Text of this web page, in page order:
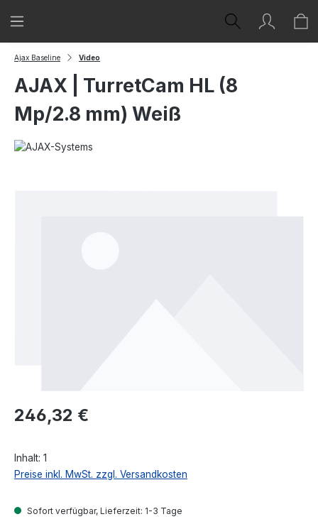
Zum Hauptinhalt springen
Ajax Baseline Video
AJAX | TurretCam HL (8
Mp/2.8 mm) Weiß
Regulärer Preis:
246,32 €
Inhalt: 1
Preise inkl. MwSt. zzgl. Versandkosten
Sofort verfügbar, Lieferzeit: 1-3 Tage